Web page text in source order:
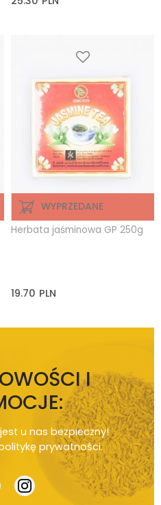
WYPRZEDANE
Herbata jaśminowa GP 250g
19.70 PLN
I
u nas bezpieczny!
prywatności.